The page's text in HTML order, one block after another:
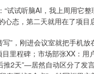
试试听脑AI，我上周用它
心态，第二天就用在了项
”，刚进会议室就把手机
里程碑；市场部张XX：用
2天”—居然自动区分了发